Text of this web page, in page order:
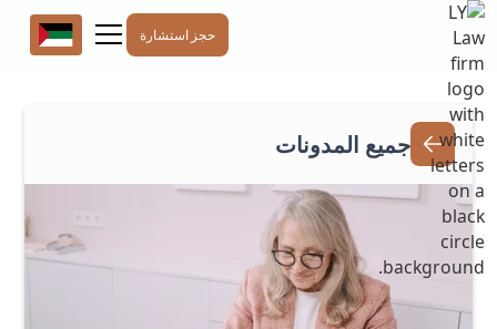
حجز استشارة
جميع المدونات